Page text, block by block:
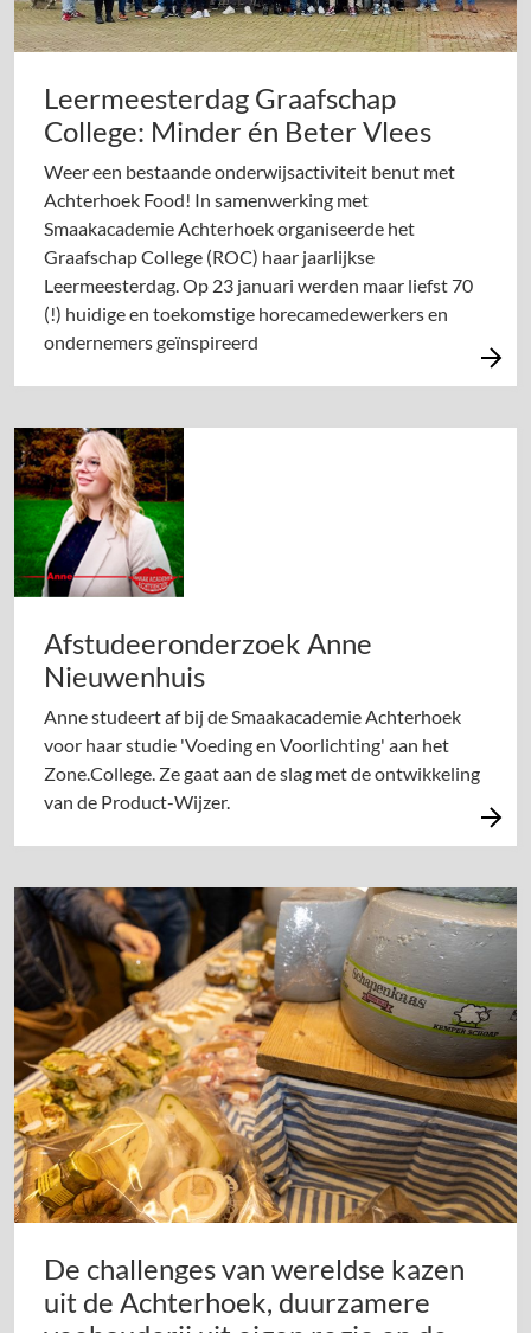
Leermeesterdag Graafschap
College: Minder én Beter Vlees
Weer een bestaande onderwijsactiviteit benut met
Achterhoek Food! In samenwerking met
Smaakacademie Achterhoek organiseerde het
Graafschap College (ROC) haar jaarlijkse
Leermeesterdag. Op 23 januari werden maar liefst 70
(!) huidige en toekomstige horecamedewerkers en
ondernemers geïnspireerd
Afstudeeronderzoek Anne
Nieuwenhuis
Anne studeert af bij de Smaakacademie Achterhoek
voor haar studie 'Voeding en Voorlichting' aan het
Zone.College. Ze gaat aan de slag met de ontwikkeling
van de Product-Wijzer.
De challenges van wereldse kazen
uit de Achterhoek, duurzamere